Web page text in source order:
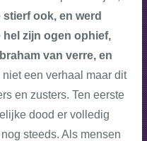
stierf ook, en werd
hel zijn ogen ophief,
van verre, en
een verhaal maar dit
en zusters. Ten eerste
dood er volledig
steeds. Als mensen